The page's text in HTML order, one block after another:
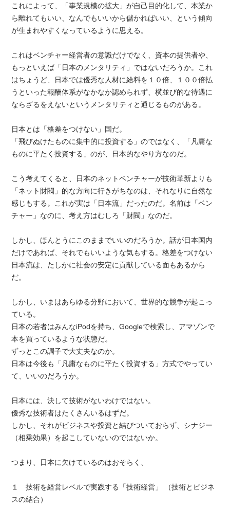
これによって、「事業規模の拡大」が自己目的化して、本業か
ら離れてもいい、なんでもいいから儲かればいい、という傾向
が生まれやすくなっているように思える。
これはベンチャー経営者の意識だけでなく、資本の提供者や、
もっといえば「日本のメンタリティ」ではないだろうか。これ
はちょうど、日本では優秀な人材に給料を１０倍、１００倍払
うといった報酬体系がなかなか認められず、横並び的な待遇に
ならざるをえないというメンタリティと通じるものがある。
日本とは「格差をつけない」国だ。
「飛びぬけたものに集中的に投資する」のではなく、「凡庸な
ものに平たく投資する」のが、日本的なやり方なのだ。
こう考えてくると、日本のネットベンチャーが技術革新よりも
「ネット財閥」的な方向に行きがちなのは、それなりに自然な
感じもする。これが実は「日本流」だったのだ。名前は「ベン
チャー」なのに、考え方はむしろ「財閥」なのだ。
しかし、ほんとうにこのままでいいのだろうか。話が日本国内
だけであれば、それでもいいような気もする。格差をつけない
日本流は、たしかに社会の安定に貢献している面もあるから
だ。
しかし、いまはあらゆる分野において、世界的な競争が起こっ
ている。
日本の若者はみんなiPodを持ち、Googleで検索し、アマゾンで
本を買っているような状態だ。
ずっとこの調子で大丈夫なのか。
日本は今後も「凡庸なものに平たく投資する」方式でやってい
て、いいのだろうか。
日本には、決して技術がないわけではない。
優秀な技術者はたくさんいるはずだ。
しかし、それがビジネスや投資と結びついておらず、シナジー
（相乗効果）を起こしていないのではないか。
つまり、日本に欠けているのはおそらく、
１ 技術を経営レベルで実践する「技術経営」 （技術とビジネ
スの結合）